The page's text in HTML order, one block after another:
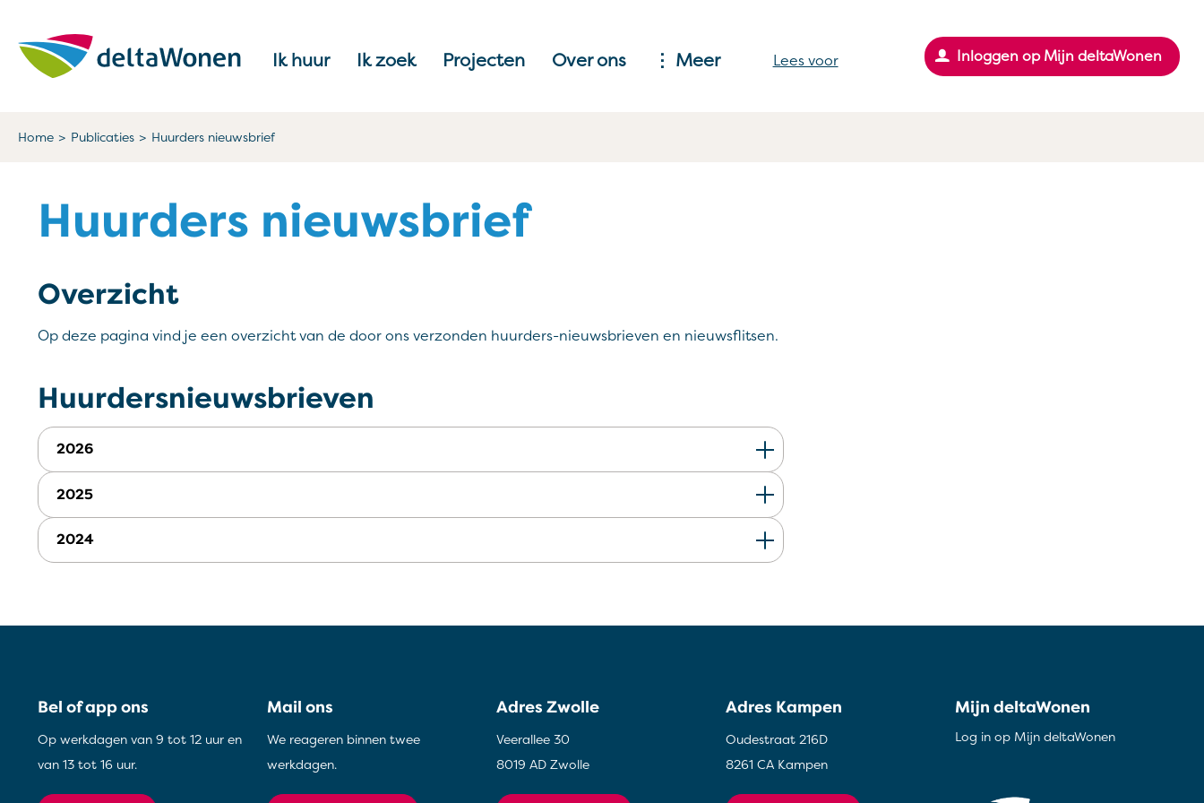
Naar hoofdinhoud
Naar hoofdnavigatiemenu
Naar zoeken
Naar de homepage
Ik huur Ik zoek Projecten Over ons Meer Inloggen op Mijn deltaWonen
Lees voor
Home Publicaties Huurders nieuwsbrief
Huurders nieuwsbrief
Overzicht
Op deze pagina vind je een overzicht van de door ons verzonden huurders-nieuwsbrieven en nieuwsflitsen.
Huurdersnieuwsbrieven
2026
2025
2024
Contactinformatie
Bel of app ons
Op werkdagen van 9 tot 12 uur en
van 13 tot 16 uur.
Mail ons
We reageren binnen twee
werkdagen.
Adres Zwolle
Veerallee 30
8019 AD Zwolle
Adres Kampen
Oudestraat 216D
8261 CA Kampen
Mijn deltaWonen
Log in op Mijn deltaWonen